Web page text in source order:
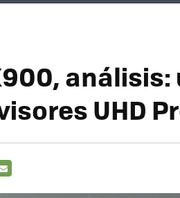
análisis:
UHD